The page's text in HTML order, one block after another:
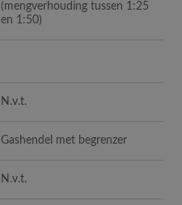
(mengverhouding tussen 1:25
en 1:50)
N.v.t.
Gashendel met begrenzer
N.v.t.